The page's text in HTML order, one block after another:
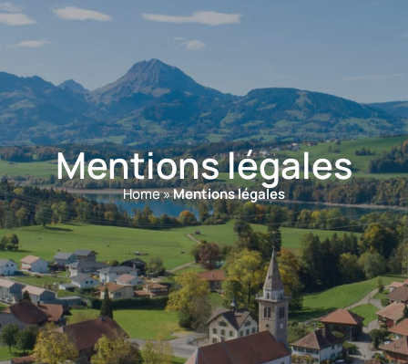
Mentions légales
Home»Mentions légales